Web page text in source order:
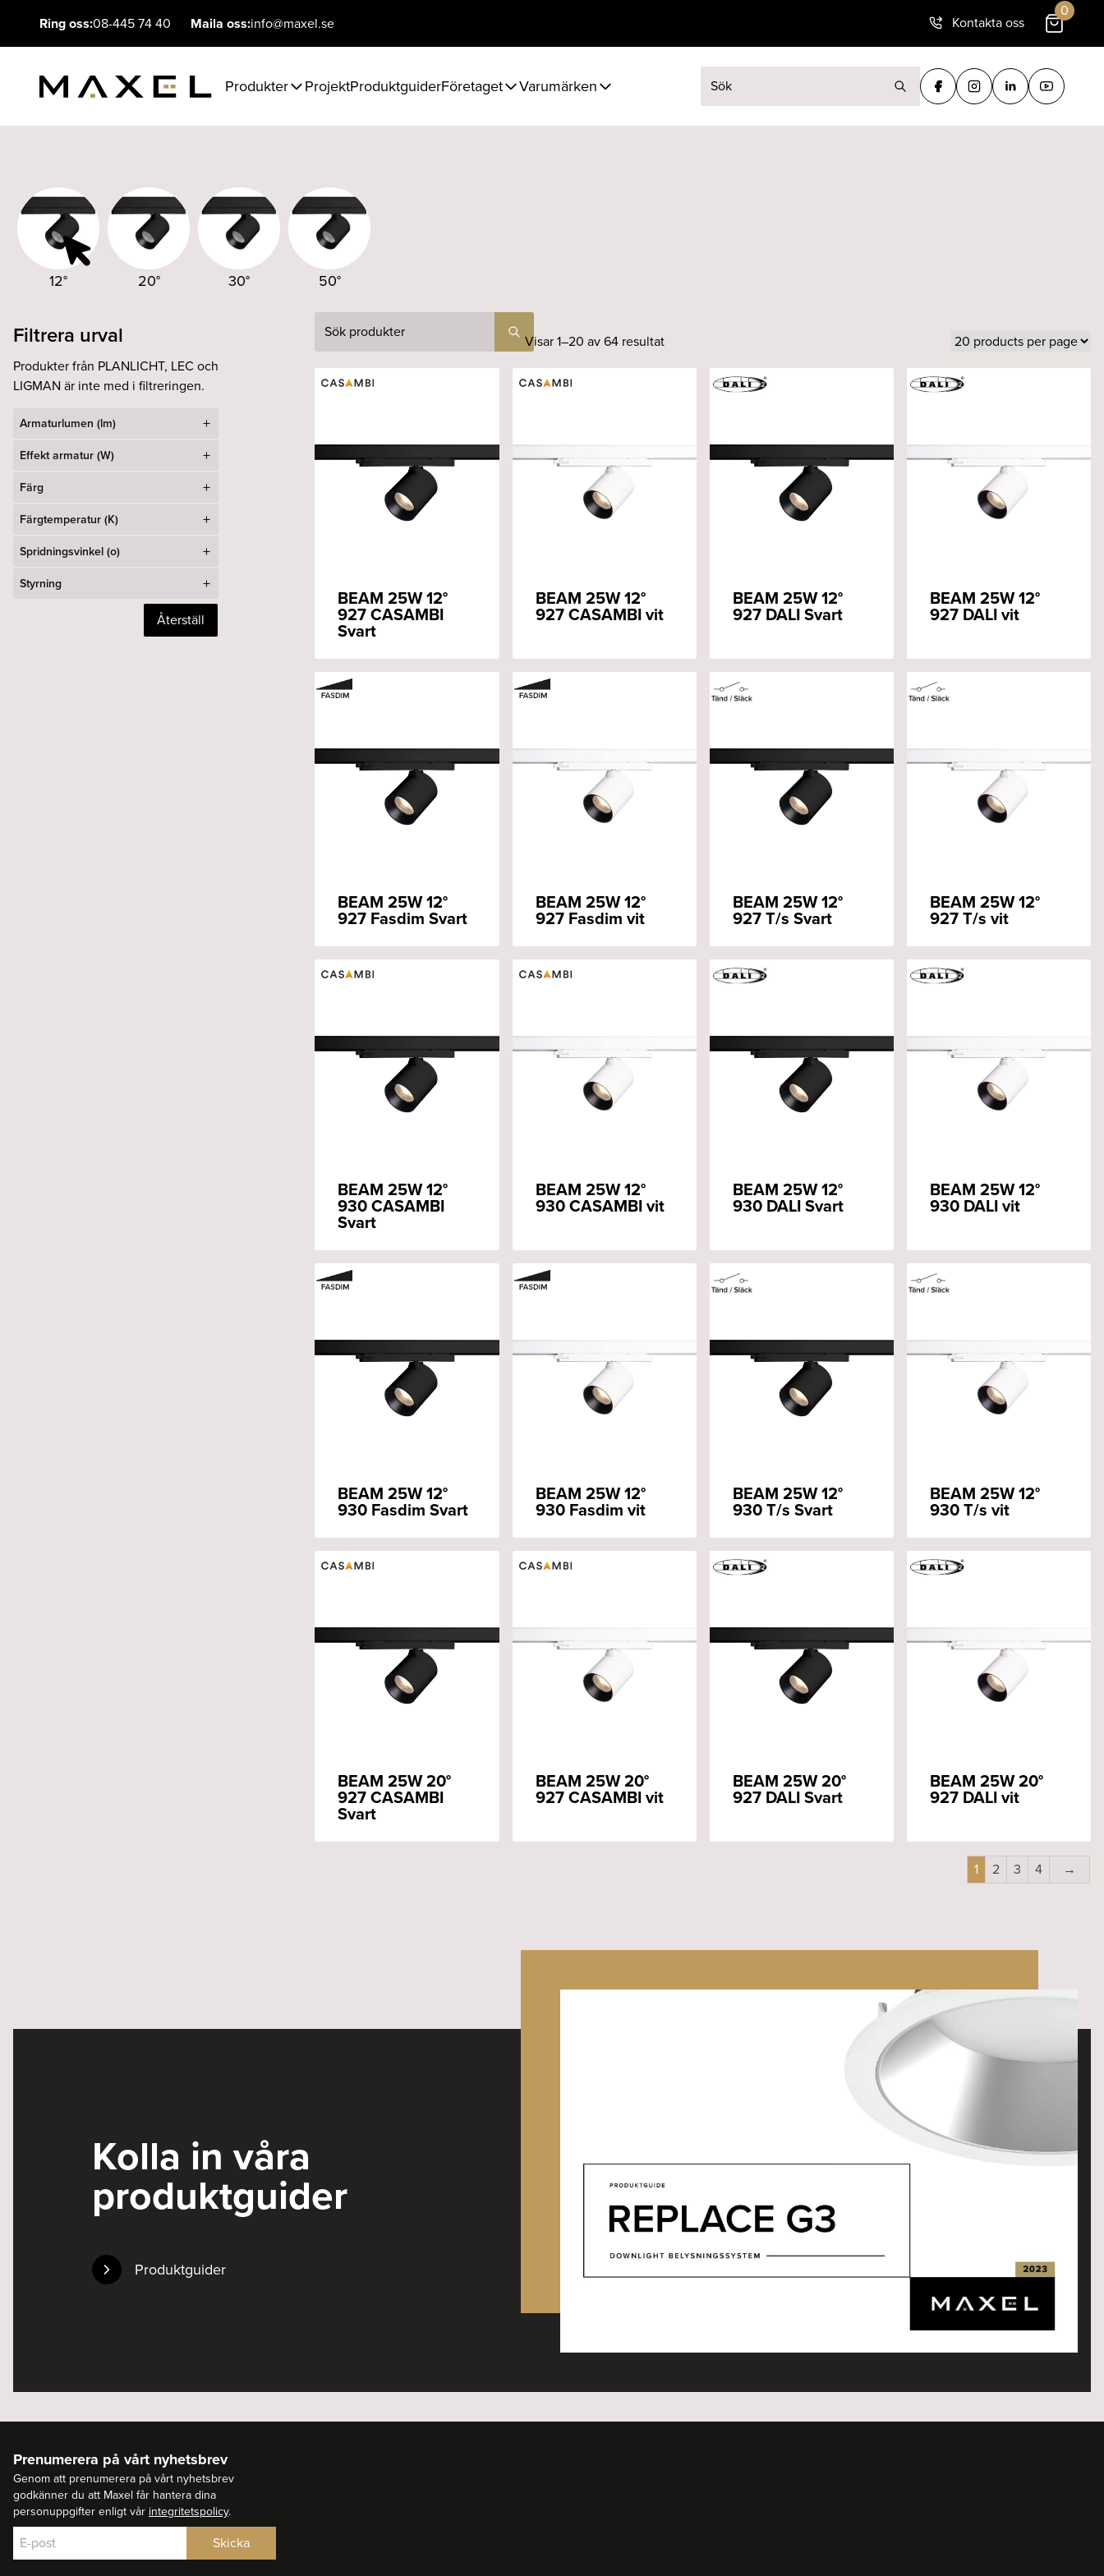
Ring oss:08-445 74 40 Maila oss:info@maxel.se Kontakta oss
0
Produkter ProjektProduktguiderFöretaget Varumärken Sök efter:
12° 20° 30° 50°
Filtrera urval
Produkter från PLANLICHT, LEC och
LIGMAN är inte med i filtreringen.
Armaturlumen (lm)
Effekt armatur (W)
Färg
Färgtemperatur (K)
Spridningsvinkel (o)
Styrning
Återställ
Sök Visar 1–20 av 64 resultat
BEAM 25W 12°
927 CASAMBI
Svart
BEAM 25W 12°
927 CASAMBI vit
BEAM 25W 12°
927 DALI Svart
BEAM 25W 12°
927 DALI vit
BEAM 25W 12°
927 Fasdim Svart
BEAM 25W 12°
927 Fasdim vit
BEAM 25W 12°
927 T/s Svart
BEAM 25W 12°
927 T/s vit
BEAM 25W 12°
930 CASAMBI
Svart
BEAM 25W 12°
930 CASAMBI vit
BEAM 25W 12°
930 DALI Svart
BEAM 25W 12°
930 DALI vit
BEAM 25W 12°
930 Fasdim Svart
BEAM 25W 12°
930 Fasdim vit
BEAM 25W 12°
930 T/s Svart
BEAM 25W 12°
930 T/s vit
BEAM 25W 20°
927 CASAMBI
Svart
BEAM 25W 20°
927 CASAMBI vit
BEAM 25W 20°
927 DALI Svart
BEAM 25W 20°
927 DALI vit
1 2 3 4 →
Kolla in våra
produktguider
Produktguider
Prenumerera på vårt nyhetsbrev
Genom att prenumerera på vårt nyhetsbrev
godkänner du att Maxel får hantera dina
personuppgifter enligt vår integritetspolicy.